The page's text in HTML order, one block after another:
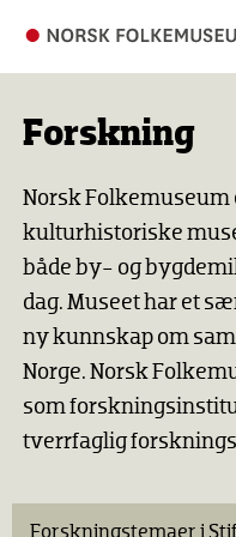
Forskning
Norsk Folkemuseum
kulturhistoriske
både by- og
dag. Museet har et
ny kunnskap om
Norge. Norsk
som
tverrfaglig
Forskningstemaer i